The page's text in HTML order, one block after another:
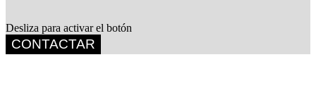
Desliza para activar el botón
CONTACTAR